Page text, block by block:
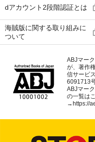
dアカウント2段階認証とは
海賊版に関する取り組みに
ついて
ABJマー
が、著作
信サービ
6091713
ABJマー
の一覧は
→ https://